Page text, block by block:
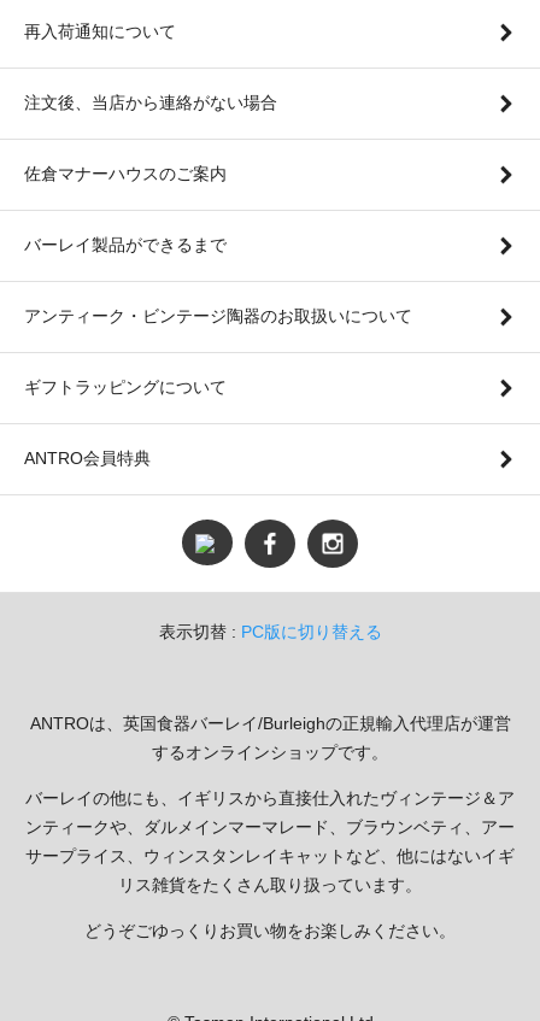
再入荷通知について
注文後、当店から連絡がない場合
佐倉マナーハウスのご案内
バーレイ製品ができるまで
アンティーク・ビンテージ陶器のお取扱いについて
ギフトラッピングについて
ANTRO会員特典
表示切替 : PC版に切り替える
ANTROは、英国食器バーレイ/Burleighの正規輸入代理店が運営
するオンラインショップです。
バーレイの他にも、イギリスから直接仕入れたヴィンテージ＆ア
ンティークや、ダルメインマーマレード、ブラウンベティ、アー
サープライス、ウィンスタンレイキャットなど、他にはないイギ
リス雑貨をたくさん取り扱っています。
どうぞごゆっくりお買い物をお楽しみください。